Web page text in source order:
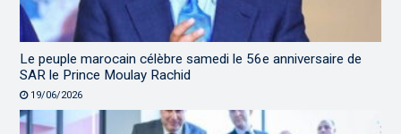
Le peuple marocain célèbre samedi le 56e anniversaire de
SAR le Prince Moulay Rachid
19/06/2026